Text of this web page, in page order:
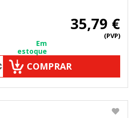
35,79 €
(PVP)
Em
estoque
COMPRAR